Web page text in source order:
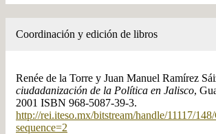
Coordinación y edición de libros
Renée de la Torre y Juan Manuel Ramírez
ciudadanización de la Política en Jalisco,
2001 ISBN 968-5087-39-3.
http://rei.iteso.mx/bitstream/handle/11117/
sequence=2